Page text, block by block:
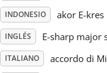
Tiếng Việt
INDONESIO akor E-
INGLÉS E-sharp major
ITALIANO accordo di